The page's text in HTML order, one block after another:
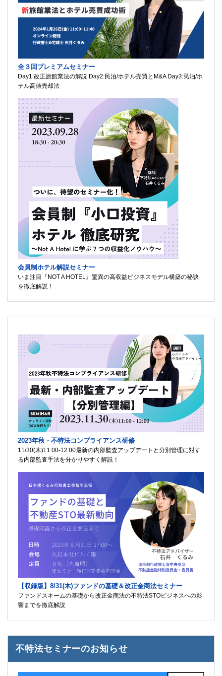
全３回プレミアムセミナー
Day1:改正旅館業法の解説 Day2:民泊/ホテル売買とM&A Day3:民泊/ホ
テル高値売却法
会員制ホテル解説セミナー
いま注目『NOT A HOTEL』驚異の高収益ビジネスモデル構築の秘訣
を徹底解説！
2023年秋・不特法コンプライアンス研修
11/30(木)11:00-12:00最新の内部監査アップデートと分別管理に対す
る内部監査手法を分かりやすく解説！
【収録版】8/31(木)ファンドの基礎＆改正金商法セミナー
ファンドスキームの基礎から改正金商法の不特法STOビジネスへの影
響までを徹底解説
不特法セミナーのお知らせ